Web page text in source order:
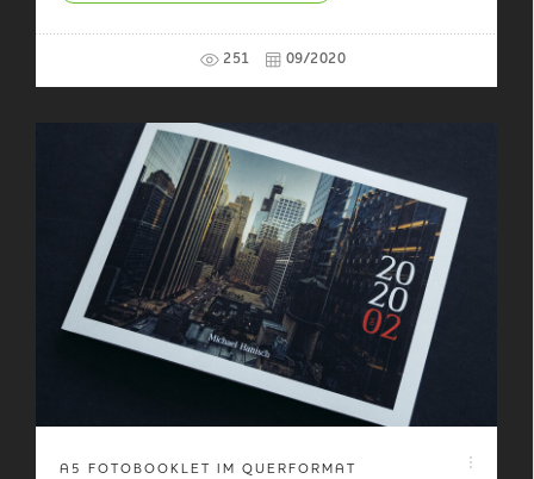
251 09/2020
A5 FOTOBOOKLET IM QUERFORMAT